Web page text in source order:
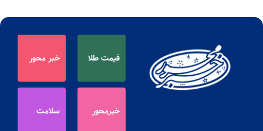
قیمت طلا خبر محور
خبرمحور سلامت